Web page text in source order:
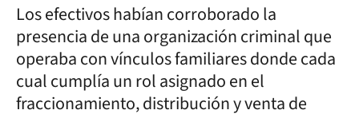
Los efectivos habían corroborado la
presencia de una organización criminal que
operaba con vínculos familiares donde cada
cual cumplía un rol asignado en el
fraccionamiento, distribución y venta de